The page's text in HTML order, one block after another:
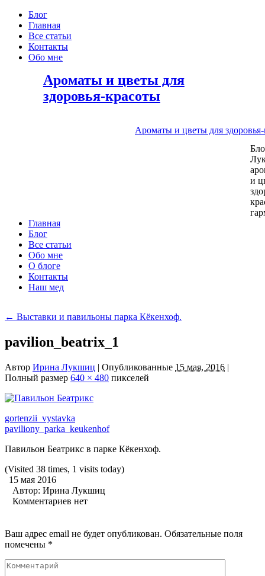
Блог
Главная
Все статьи
Контакты
Обо мне
Ароматы и цветы для
здоровья-красоты
Ароматы и цветы для
и
Главная
Блог
Все статьи
Обо мне
О блоге
Контакты
Наш мед
← Выставки и павильоны парка Кёкенхоф.
pavilion_beatrix_1
Автор Ирина Лукшиц | Опубликованные 15 мая, 2016 |
Полный размер 640 × 480 пикселей
gortenzii_vystavka
paviliony_parka_keukenhof
Павильон Беатрикс в парке Кёкенхоф.
(Visited 38 times, 1 visits today)
15 мая 2016
Автор: Ирина Лукшиц
Комментариев нет
Ваш адрес email не будет опубликован. Обязательные поля
помечены *
Комментарий